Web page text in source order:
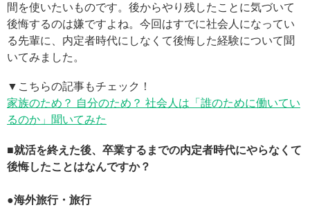
間を使いたいものです。後からやり残したことに気づいて
後悔するのは嫌ですよね。今回はすでに社会人になってい
る先輩に、内定者時代にしなくて後悔した経験について聞
いてみました。
▼こちらの記事もチェック！
家族のため？ 自分のため？ 社会人は「誰のために働いてい
るのか」聞いてみた
■就活を終えた後、卒業するまでの内定者時代にやらなくて
後悔したことはなんですか？
●海外旅行・旅行